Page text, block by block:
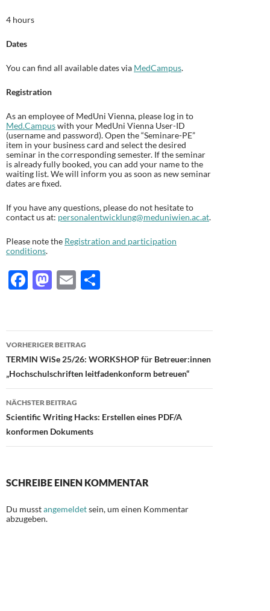
4 hours
Dates
You can find all available dates via MedCampus.
Registration
As an employee of MedUni Vienna, please log in to
Med.Campuswith your MedUni Vienna User-ID
(username and password). Open the “Seminare-PE”
item in your business card and select the desired
seminar in the corresponding semester. If the seminar
is already fully booked, you can add your name to the
waiting list. We will inform you as soon as new seminar
dates are fixed.
If you have any questions, please do not hesitate to
contact us at: personalentwicklung@meduniwien.ac.at.
Please note the Registration and participation
conditions.
F
b
o
o
k
M
d
o
n
E
n
Beitragsnavigation
VORHERIGER BEITRAG
TERMIN WiSe 25/26: WORKSHOP für Betreuer:innen
„Hochschulschriften leitfadenkonform betreuen“
NÄCHSTER BEITRAG
Scientific Writing Hacks: Erstellen eines PDF/A
konformen Dokuments
SCHREIBE EINEN KOMMENTAR
Du musstangemeldetsein, um einen Kommentar
abzugeben.